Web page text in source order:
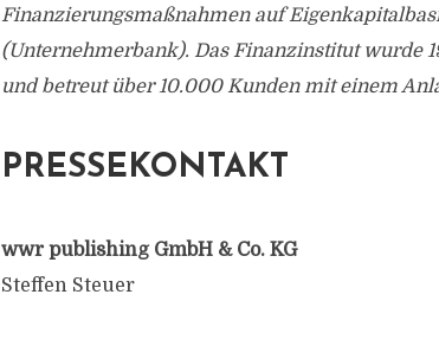
Finanzierungsmaßnahmen auf
(Unternehmerbank). Das Finanzinstitut wurde
und betreut über 10.000 Kunden mit einem
PRESSEKONTAKT
wwr publishing GmbH & Co. KG
Steffen Steuer